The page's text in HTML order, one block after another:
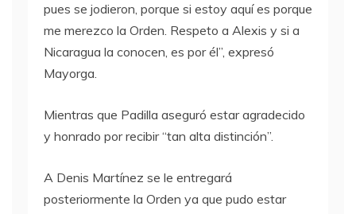
pues se jodieron, porque si estoy aquí es porque
me merezco la Orden. Respeto a Alexis y si a
Nicaragua la conocen, es por él”, expresó
Mayorga.
Mientras que Padilla aseguró estar agradecido
y honrado por recibir “tan alta distinción”.
A Denis Martínez se le entregará
posteriormente la Orden ya que pudo estar